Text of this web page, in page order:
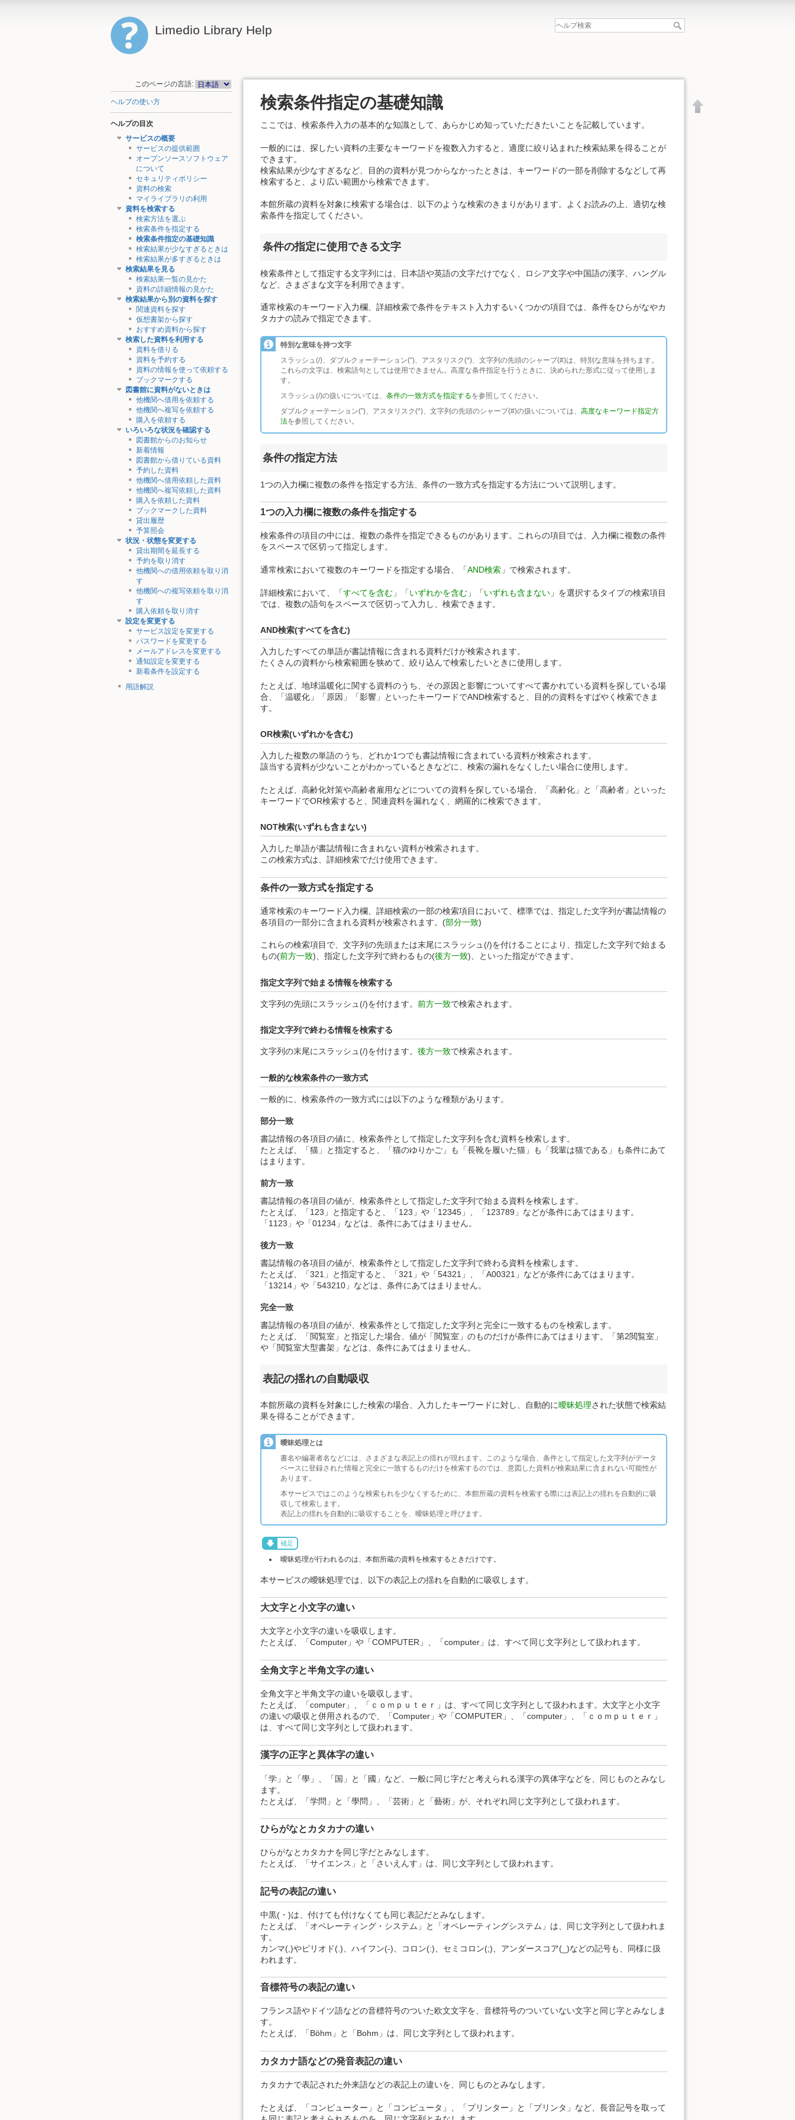
Limedio Library Help
このページの言語:
ヘルプの使い方
ヘルプの目次
サービスの概要
サービスの提供範囲
オープンソースソフトウェア
について
セキュリティポリシー
資料の検索
マイライブラリの利用
資料を検索する
検索方法を選ぶ
検索条件を指定する
検索条件指定の基礎知識
検索結果が少なすぎるときは
検索結果が多すぎるときは
検索結果を見る
検索結果一覧の見かた
資料の詳細情報の見かた
検索結果から別の資料を探す
関連資料を探す
仮想書架から探す
おすすめ資料から探す
検索した資料を利用する
資料を借りる
資料を予約する
資料の情報を使って依頼する
ブックマークする
図書館に資料がないときは
他機関へ借用を依頼する
他機関へ複写を依頼する
購入を依頼する
いろいろな状況を確認する
図書館からのお知らせ
新着情報
図書館から借りている資料
予約した資料
他機関へ借用依頼した資料
他機関へ複写依頼した資料
購入を依頼した資料
ブックマークした資料
貸出履歴
予算照会
状況・状態を変更する
貸出期間を延長する
予約を取り消す
他機関への借用依頼を取り消
す
他機関への複写依頼を取り消
す
購入依頼を取り消す
設定を変更する
サービス設定を変更する
パスワードを変更する
メールアドレスを変更する
通知設定を変更する
新着条件を設定する
用語解説
検索条件指定の基礎知識
ここでは、検索条件入力の基本的な知識として、あらかじめ知っていただきたいことを記載しています。
一般的には、探したい資料の主要なキーワードを複数入力すると、適度に絞り込まれた検索結果を得ることが
できます。
検索結果が少なすぎるなど、目的の資料が見つからなかったときは、キーワードの一部を削除するなどして再
検索すると、より広い範囲から検索できます。
本館所蔵の資料を対象に検索する場合は、以下のような検索のきまりがあります。よくお読みの上、適切な検
索条件を指定してください。
条件の指定に使用できる文字
検索条件として指定する文字列には、日本語や英語の文字だけでなく、ロシア文字や中国語の漢字、ハングル
など、さまざまな文字を利用できます。
通常検索のキーワード入力欄、詳細検索で条件をテキスト入力するいくつかの項目では、条件をひらがなやカ
タカナの読みで指定できます。
特別な意味を持つ文字
スラッシュ(/)、ダブルクォーテーション(“)、アスタリスク(*)、文字列の先頭のシャープ(#)は、特別な意味を持ちます。
これらの文字は、検索語句としては使用できません。高度な条件指定を行うときに、決められた形式に従って使用しま
す。
スラッシュ(/)の扱いについては、 条件の一致方式を指定するを参照してください。
ダブルクォーテーション(”)、アスタリスク(*)、文字列の先頭のシャープ(#)の扱いについては、 高度なキーワード指定方
法を参照してください。
条件の指定方法
1つの入力欄に複数の条件を指定する方法、条件の一致方式を指定する方法について説明します。
1つの入力欄に複数の条件を指定する
検索条件の項目の中には、複数の条件を指定できるものがあります。これらの項目では、入力欄に複数の条件
をスペースで区切って指定します。
通常検索において複数のキーワードを指定する場合、「AND検索 」で検索されます。
詳細検索において、「すべてを含む 」「いずれかを含む 」「いずれも含まない 」を選択するタイプの検索項目
では、複数の語句をスペースで区切って入力し、検索できます。
AND検索(すべてを含む)
入力したすべての単語が書誌情報に含まれる資料だけが検索されます。
たくさんの資料から検索範囲を狭めて、絞り込んで検索したいときに使用します。
たとえば、地球温暖化に関する資料のうち、その原因と影響についてすべて書かれている資料を探している場
合、「温暖化」「原因」「影響」といったキーワードでAND検索すると、目的の資料をすばやく検索できま
す。
OR検索(いずれかを含む)
入力した複数の単語のうち、どれか1つでも書誌情報に含まれている資料が検索されます。
該当する資料が少ないことがわかっているときなどに、検索の漏れをなくしたい場合に使用します。
たとえば、高齢化対策や高齢者雇用などについての資料を探している場合、「高齢化」と「高齢者」といった
キーワードでOR検索すると、関連資料を漏れなく、網羅的に検索できます。
NOT検索(いずれも含まない)
入力した単語が書誌情報に含まれない資料が検索されます。
この検索方式は、詳細検索でだけ使用できます。
条件の一致方式を指定する
通常検索のキーワード入力欄、詳細検索の一部の検索項目において、標準では、指定した文字列が書誌情報の
各項目の一部分に含まれる資料が検索されます。(部分一致)
これらの検索項目で、文字列の先頭または末尾にスラッシュ(/)を付けることにより、指定した文字列で始まる
もの(前方一致)、指定した文字列で終わるもの(後方一致)、といった指定ができます。
指定文字列で始まる情報を検索する
文字列の先頭にスラッシュ(/)を付けます。 前方一致で検索されます。
指定文字列で終わる情報を検索する
文字列の末尾にスラッシュ(/)を付けます。 後方一致で検索されます。
一般的な検索条件の一致方式
一般的に、検索条件の一致方式には以下のような種類があります。
部分一致
書誌情報の各項目の値に、検索条件として指定した文字列を含む資料を検索します。
たとえば、「猫」と指定すると、「猫のゆりかご」も「長靴を履いた猫」も「我輩は猫である」も条件にあて
はまります。
前方一致
書誌情報の各項目の値が、検索条件として指定した文字列で始まる資料を検索します。
たとえば、「123」と指定すると、「123」や「12345」、「123789」などが条件にあてはまります。
「1123」や「01234」などは、条件にあてはまりません。
後方一致
書誌情報の各項目の値が、検索条件として指定した文字列で終わる資料を検索します。
たとえば、「321」と指定すると、「321」や「54321」、「A00321」などが条件にあてはまります。
「13214」や「543210」などは、条件にあてはまりません。
完全一致
書誌情報の各項目の値が、検索条件として指定した文字列と完全に一致するものを検索します。
たとえば、「閲覧室」と指定した場合、値が「閲覧室」のものだけが条件にあてはまります。「第2閲覧室」
や「閲覧室大型書架」などは、条件にあてはまりません。
表記の揺れの自動吸収
本館所蔵の資料を対象にした検索の場合、入力したキーワードに対し、自動的に曖昧処理された状態で検索結
果を得ることができます。
曖昧処理とは
書名や編著者名などには、さまざまな表記上の揺れが現れます。このような場合、条件として指定した文字列がデータ
ベースに登録された情報と完全に一致するものだけを検索するのでは、意図した資料が検索結果に含まれない可能性が
あります。
本サービスではこのような検索もれを少なくするために、本館所蔵の資料を検索する際には表記上の揺れを自動的に吸
収して検索します。
表記上の揺れを自動的に吸収することを、曖昧処理と呼びます。
補足
曖昧処理が行われるのは、本館所蔵の資料を検索するときだけです。
本サービスの曖昧処理では、以下の表記上の揺れを自動的に吸収します。
大文字と小文字の違い
大文字と小文字の違いを吸収します。
たとえば、「Computer」や「COMPUTER」、「computer」は、すべて同じ文字列として扱われます。
全角文字と半角文字の違い
全角文字と半角文字の違いを吸収します。
たとえば、「computer」、「ｃｏｍｐｕｔｅｒ」は、すべて同じ文字列として扱われます。大文字と小文字
の違いの吸収と併用されるので、「Computer」や「COMPUTER」、「computer」、「ｃｏｍｐｕｔｅｒ」
は、すべて同じ文字列として扱われます。
漢字の正字と異体字の違い
「学」と「學」、「国」と「國」など、一般に同じ字だと考えられる漢字の異体字などを、同じものとみなし
ます。
たとえば、「学問」と「學問」、「芸術」と「藝術」が、それぞれ同じ文字列として扱われます。
ひらがなとカタカナの違い
ひらがなとカタカナを同じ字だとみなします。
たとえば、「サイエンス」と「さいえんす」は、同じ文字列として扱われます。
記号の表記の違い
中黒(・)は、付けても付けなくても同じ表記だとみなします。
たとえば、「オペレーティング・システム」と「オペレーティングシステム」は、同じ文字列として扱われま
す。
カンマ(,)やピリオド(.)、ハイフン(-)、コロン(:)、セミコロン(;)、アンダースコア(_)などの記号も、同様に扱
われます。
音標符号の表記の違い
フランス語やドイツ語などの音標符号のついた欧文文字を、音標符号のついていない文字と同じ字とみなしま
す。
たとえば、「Böhm」と「Bohm」は、同じ文字列として扱われます。
カタカナ語などの発音表記の違い
カタカナで表記された外来語などの表記上の違いを、同じものとみなします。
たとえば、「コンピューター」と「コンピュータ」、「プリンター」と「プリンタ」など、長音記号を取って